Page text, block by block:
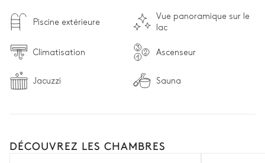
Piscine extérieure
Vue panoramique sur le
lac
Climatisation Ascenseur
Jacuzzi Sauna
DÉCOUVREZ LES CHAMBRES